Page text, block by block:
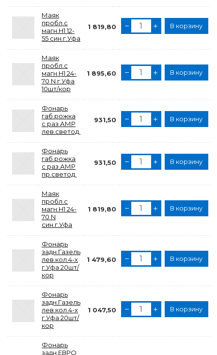
Маяк
пробл.с
магн.H1 12-
55 син.г.Уфа
1 819,80 В корзину
Маяк
пробл.с
магн.H1 24-
70 N г.Уфа
10шт/кор
1 895,60 В корзину
Фонарь
габ.рожка
с раз.АМР
лев.светод.
931,50 В корзину
Фонарь
габ.рожка
с раз.АМР
пр.светод.
931,50 В корзину
Маяк
пробл.с
магн.H1 24-
70 N
син.г.Уфа
1 819,80 В корзину
Фонарь
задн.Газель
лев.кол.4-х
г.Уфа 20шт/
кор
1 479,60 В корзину
Фонарь
задн.Газель
лев.кол.4-х
г.Уфа 20шт/
кор
1 047,50 В корзину
Фонарь
задн.ЕВРО